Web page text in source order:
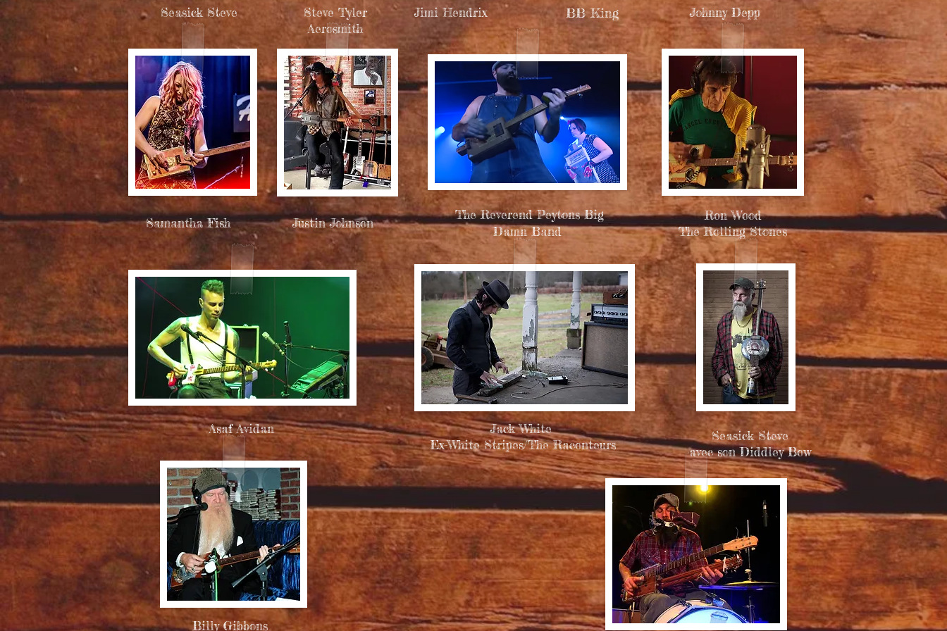
Seasick Steve
Steve Tyler
Aerosmith
Jimi Hendrix BB King
Samantha Fish Justin Johnson
The Reverend Peytons Big
Damn Band
Johnny Depp
Ron Wood
The Rolling Stones
Asaf Avidan
Billy Gibbons
Jack White
Ex-White Stripes/The Raconteurs
Seasick Steve
avec son Diddley Bow